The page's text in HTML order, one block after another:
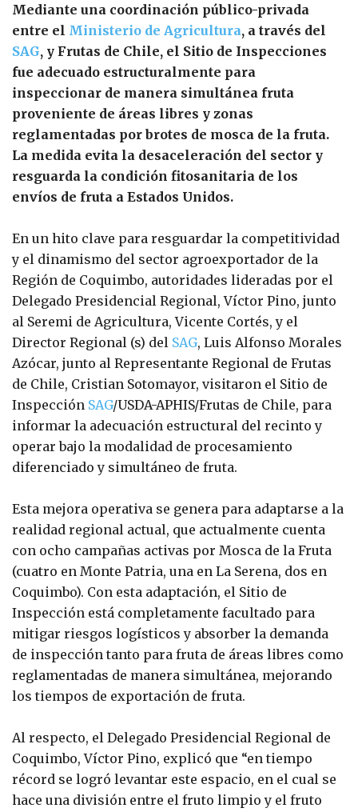
Mediante una coordinación público-privada
entre el Ministerio de Agricultura, a través del
SAG, y Frutas de Chile, el Sitio de Inspecciones
fue adecuado estructuralmente para
inspeccionar de manera simultánea fruta
proveniente de áreas libres y zonas
reglamentadas por brotes de mosca de la fruta.
La medida evita la desaceleración del sector y
resguarda la condición fitosanitaria de los
envíos de fruta a Estados Unidos.
En un hito clave para resguardar la competitividad
y el dinamismo del sector agroexportador de la
Región de Coquimbo, autoridades lideradas por el
Delegado Presidencial Regional, Víctor Pino, junto
al Seremi de Agricultura, Vicente Cortés, y el
Director Regional (s) del SAG, Luis Alfonso Morales
Azócar, junto al Representante Regional de Frutas
de Chile, Cristian Sotomayor, visitaron el Sitio de
Inspección SAG/USDA-APHIS/Frutas de Chile, para
informar la adecuación estructural del recinto y
operar bajo la modalidad de procesamiento
diferenciado y simultáneo de fruta.
Esta mejora operativa se genera para adaptarse a la
realidad regional actual, que actualmente cuenta
con ocho campañas activas por Mosca de la Fruta
(cuatro en Monte Patria, una en La Serena, dos en
Coquimbo). Con esta adaptación, el Sitio de
Inspección está completamente facultado para
mitigar riesgos logísticos y absorber la demanda
de inspección tanto para fruta de áreas libres como
reglamentadas de manera simultánea, mejorando
los tiempos de exportación de fruta.
Al respecto, el Delegado Presidencial Regional de
Coquimbo, Víctor Pino, explicó que “en tiempo
récord se logró levantar este espacio, en el cual se
hace una división entre el fruto limpio y el fruto